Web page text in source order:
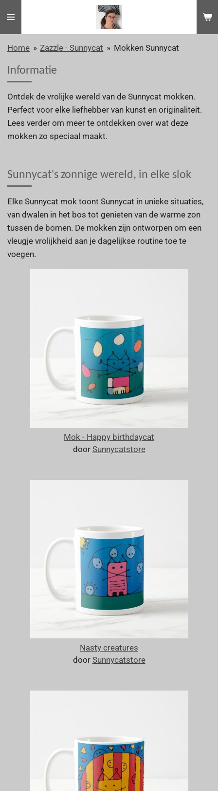
naar
de
hoofdinhoud
Home » Zazzle - Sunnycat » Mokken Sunnycat
Informatie
Ontdek de vrolijke wereld van de Sunnycat mokken.
Perfect voor elke liefhebber van kunst en originaliteit.
Lees verder om meer te ontdekken over wat deze
mokken zo speciaal maakt.
Sunnycat's zonnige wereld, in elke slok
Elke Sunnycat mok toont Sunnycat in unieke situaties,
van dwalen in het bos tot genieten van de warme zon
tussen de bomen. De mokken zijn ontworpen om een
vleugje vrolijkheid aan je dagelijkse routine toe te
voegen.
Mok - Happy birthdaycat
door Sunnycatstore
Nasty creatures
door Sunnycatstore